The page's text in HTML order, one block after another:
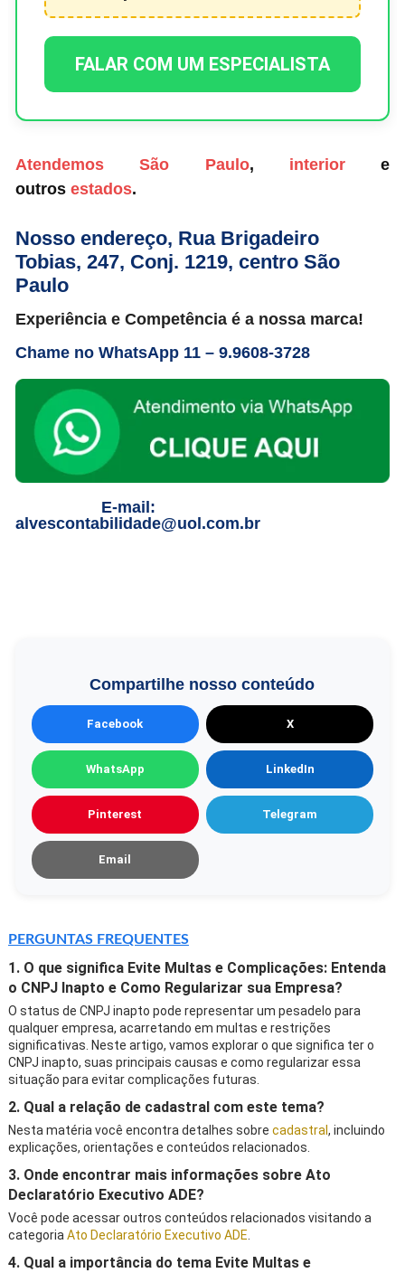
FALAR COM UM ESPECIALISTA
Atendemos São Paulo, interiore
outros estados.
Nosso endereço, Rua Brigadeiro
Tobias, 247, Conj. 1219, centro São
Paulo
Experiência e Competência é a nossa marca!
Chame no WhatsApp 11 – 9.9608-3728
E-mail:
alvescontabilidade@uol.com.br
Compartilhe nosso conteúdo
Facebook X
WhatsApp LinkedIn
Pinterest Telegram
Email
PERGUNTAS FREQUENTES
1. O que significa Evite Multas e Complicações: Entenda
o CNPJ Inapto e Como Regularizar sua Empresa?
O status de CNPJ inapto pode representar um pesadelo para
qualquer empresa, acarretando em multas e restrições
significativas. Neste artigo, vamos explorar o que significa ter o
CNPJ inapto, suas principais causas e como regularizar essa
situação para evitar complicações futuras.
2. Qual a relação de cadastral com este tema?
Nesta matéria você encontra detalhes sobre cadastral , incluindo
explicações, orientações e conteúdos relacionados.
3. Onde encontrar mais informações sobre Ato
Declaratório Executivo ADE?
Você pode acessar outros conteúdos relacionados visitando a
categoria Ato Declaratório Executivo ADE
4. Qual a importância do tema Evite Multas e